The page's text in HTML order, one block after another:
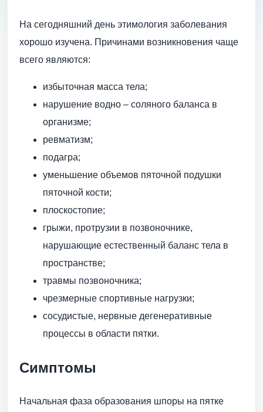
На сегодняшний день этимология заболевания
хорошо изучена. Причинами возникновения чаще
всего являются:
избыточная масса тела;
нарушение водно – соляного баланса в
организме;
ревматизм;
подагра;
уменьшение объемов пяточной подушки
пяточной кости;
плоскостопие;
грыжи, протрузии в позвоночнике,
нарушающие естественный баланс тела в
пространстве;
травмы позвоночника;
чрезмерные спортивные нагрузки;
сосудистые, нервные дегенеративные
процессы в области пятки.
Симптомы
Начальная фаза образования шпоры на пятке